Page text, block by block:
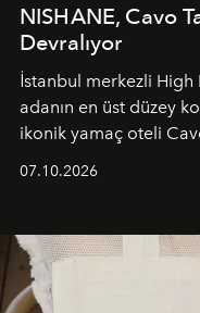
NISHANE, Cavo
Devralıyor
İstanbul merkezli High
adanın en üst düzey
ikonik yamaç oteli
buluşturarak markanın
sürükleyici ve
07.10.2026